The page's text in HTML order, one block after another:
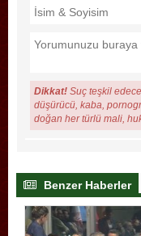
Dikkat! Suç teşkil
düşürücü, kaba,
doğan her türlü mali,
Benzer Haberler